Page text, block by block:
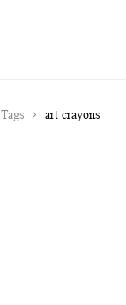
Tags art crayons